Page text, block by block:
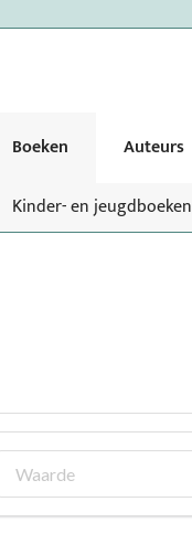
Boeken Auteurs
Kinder- en jeugdboeken